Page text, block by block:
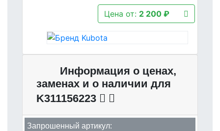
Цена от: 2 200 ₽
Информация о ценах,
заменах и о наличии для
K311156223
Запрошенный артикул: